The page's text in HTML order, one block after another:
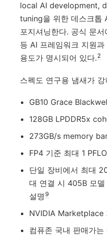
local AI development,
tuning을 위한 데스크톱
포지셔닝한다. 공식 문
등 AI 프레임워크 지원
용도가 명시되어 있다.2
스펙도 연구용 냄새가 강
GB10 Grace
128GB LPDDR5x
273GB/s memory
FP4 기준 최대 1
단일 장비에서 최대
대 연결 시 405B 모
설명 9
NVIDIA Marketplace
컴퓨존 국내 판매가